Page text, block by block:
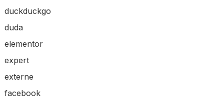
duckduckgo
duda
elementor
expert
externe
facebook